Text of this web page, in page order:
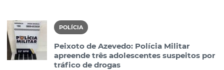
POLÍCIA
Peixoto de Azevedo: Polícia Militar
apreende três adolescentes suspeitos por
tráfico de drogas